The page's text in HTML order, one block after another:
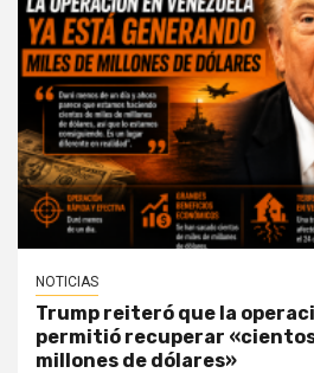
NOTICIAS
Trump reiteró que la
permitió recuperar
millones de dólares»